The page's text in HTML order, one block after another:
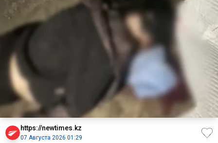
https://newtimes.kz
07 Августа 2026 01:29